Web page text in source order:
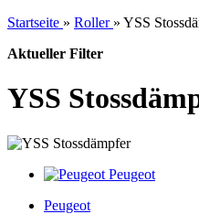
Startseite » Roller » YSS
Aktueller Filter
YSS
Peugeot
Peugeot